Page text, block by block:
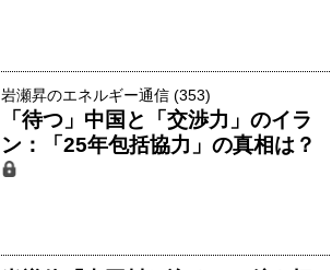
岩瀬昇のエネルギー通信 (353)
「待つ」中国と「交渉力」のイラ
ン：「25年包括協力」の真相は？